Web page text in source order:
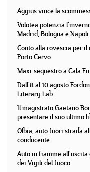
Aggius vince la
Volotea potenzia
Madrid, Bologna e Napoli
Conto alla rovescia per il
Porto Cervo
Maxi-sequestro a Cala
Dall'8 al 10 agosto
Literary Lab
Il magistrato Gaetano
presentare il suo ultimo
Olbia, auto fuori strada
conducente
Auto in fiamme
dei Vigili del fuoco